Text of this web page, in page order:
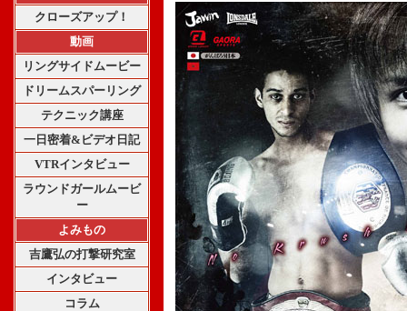
クローズアップ！
動画
リングサイドムービー
ドリームスパーリング
テクニック講座
一日密着&ビデオ日記
VTRインタビュー
ラウンドガールムービ
ー
よみもの
吉鷹弘の打撃研究室
インタビュー
コラム